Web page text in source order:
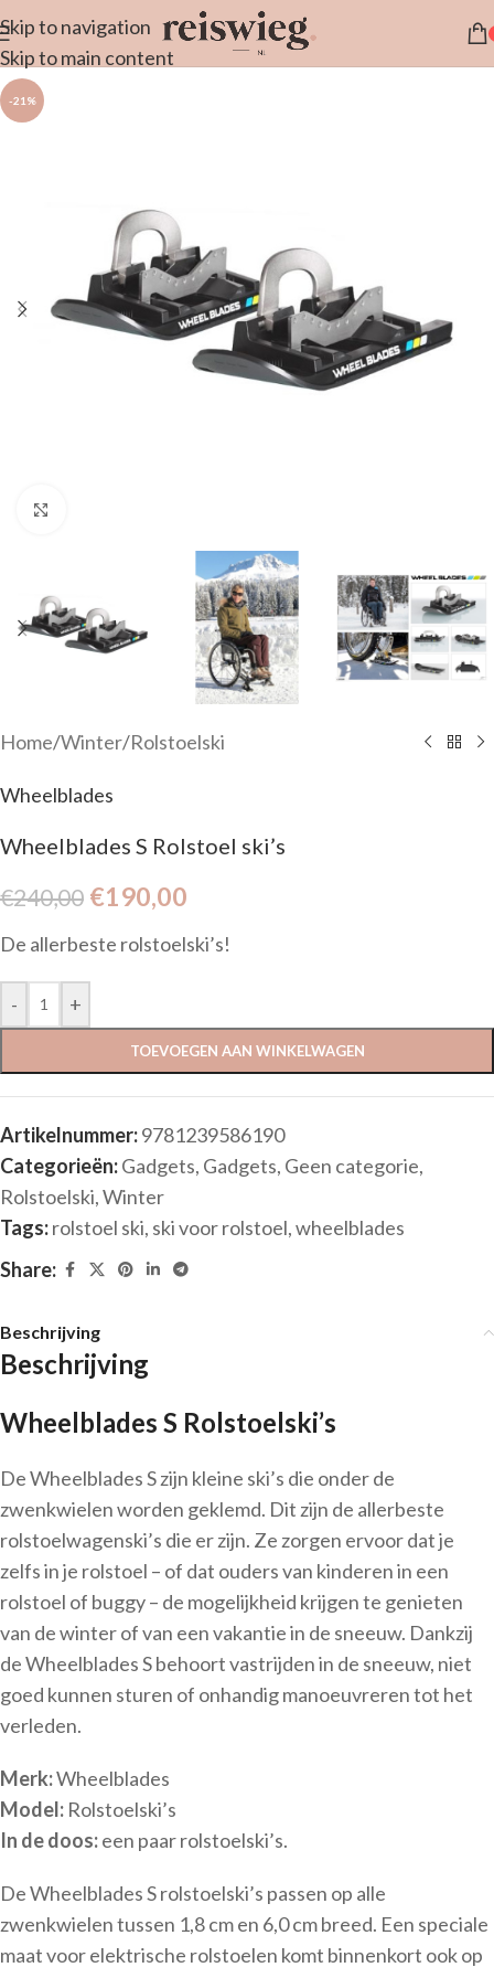
Skip to navigation
Skip to main content
-21%
Home/Winter/Rolstoelski
Wheelblades
Wheelblades S Rolstoel ski’s
€240,00 €190,00
De allerbeste rolstoelski’s!
- +
TOEVOEGEN AAN WINKELWAGEN
Artikelnummer:9781239586190
Categorieën:Gadgets, Gadgets, Geen categorie,
Rolstoelski,Winter
Tags:rolstoel ski, ski voor rolstoel,wheelblades
Share:
Beschrijving
Beschrijving
Wheelblades S Rolstoelski’s
De Wheelblades S zijn kleine ski’s die onder de
zwenkwielen worden geklemd. Dit zijn de allerbeste
rolstoelwagenski’s die er zijn. Ze zorgen ervoor dat je
zelfs in je rolstoel – of dat ouders van kinderen in een
rolstoel of buggy – de mogelijkheid krijgen te genieten
van de winter of van een vakantie in de sneeuw. Dankzij
de Wheelblades S behoort vastrijden in de sneeuw, niet
goed kunnen sturen of onhandig manoeuvreren tot het
verleden.
Merk:Wheelblades
Model: Rolstoelski’s
In de doos:een paar rolstoelski’s.
De Wheelblades S rolstoelski’s passen op alle
zwenkwielen tussen 1,8 cm en 6,0 cm breed. Een speciale
maat voor elektrische rolstoelen komt binnenkort ook op